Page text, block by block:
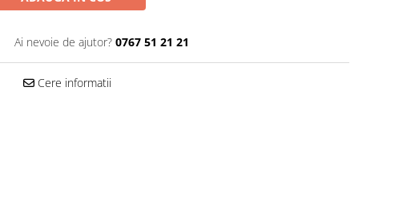
Ai nevoie de ajutor? 0767 51 21 21
Cere informatii